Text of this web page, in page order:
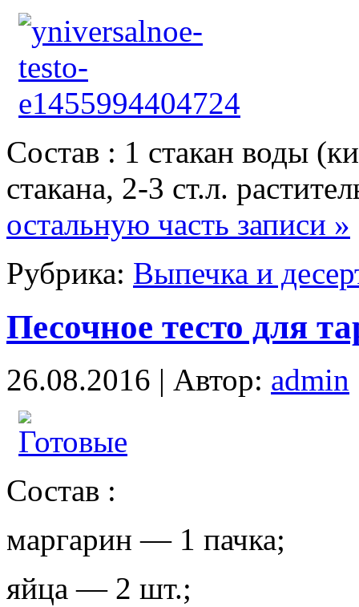
Состав : 1 стакан воды
стакана, 2-3 ст.л.
остальную часть записи »
Рубрика: Выпечка и
Песочное тесто для
26.08.2016 | Автор: admin
Состав :
маргарин — 1 пачка;
яйца — 2 шт.;